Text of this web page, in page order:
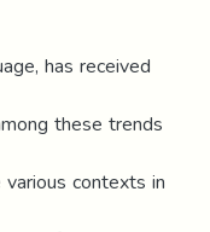
has received
these trends
contexts in